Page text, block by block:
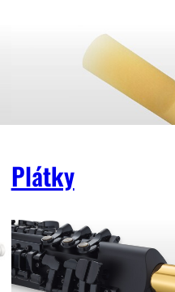
Plátky